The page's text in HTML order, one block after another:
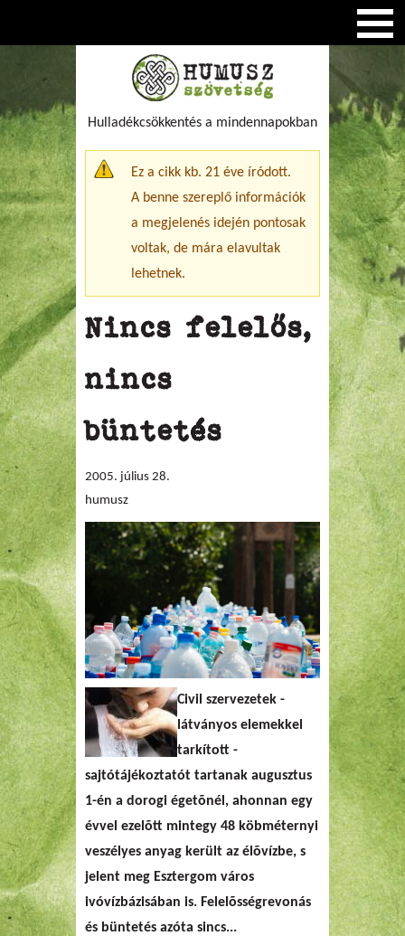
Hulladékcsökkentés a mindennapokban
Figyelmeztető üzenet
Ez a cikk kb. 21 éve íródott.
A benne szereplő információk
a megjelenés idején pontosak
voltak, de mára elavultak
lehetnek.
Nincs felelős,
nincs
büntetés
2005. július 28.
humusz
Civil szervezetek -
látványos elemekkel
tarkított -
sajtótájékoztatót tartanak augusztus
1-én a dorogi égetõnél , ahonnan egy
évvel ezelõtt mintegy 48 köbméternyi
veszélyes anyag került az élõvízbe, s
jelent meg Esztergom város
ivóvízbázisában is. Felelõsségrevonás
és büntetés azóta sincs...